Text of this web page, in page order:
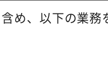
め、以下の業